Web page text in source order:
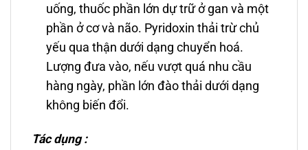
uống, thuốc phần lớn dự trữ ở gan và một
phần ở cơ và não. Pyridoxin thải trừ chủ
yếu qua thận dưới dạng chuyển hoá.
Lượng đưa vào, nếu vượt quá nhu cầu
hàng ngày, phần lớn đào thải dưới dạng
không biến đổi.
Tác dụng :